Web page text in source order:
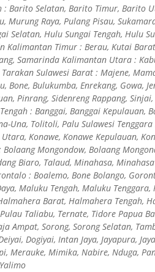
Barito Selatan, Barito Timur, Barito
Raya, Pulang Pisau,
Selatan, Hulu Sungai Tengah, Hulu
Kalimantan Timur : Berau, Kutai
Samarinda Kalimantan Utara :
Sulawesi Barat : Majene,
Bulukumba, Enrekang, Gowa,
Pinrang, Sidenreng Rappang,
: Banggai, Banggai Kepulauan,
Una, Tolitoli, Palu Sulawesi
Konawe, Konawe Kepulauan,
Mongondow, Bolaang
Biaro, Talaud, Minahasa,
: Boalemo, Bone Bolango,
Maluku Tengah, Maluku
Barat, Halmahera Tengah,
Taliabu, Ternate, Tidore Papua
Ampat, Sorong, Sorong Selatan,
Dogiyai, Intan Jaya, Jayapura,
Merauke, Mimika, Nabire, Nduga,